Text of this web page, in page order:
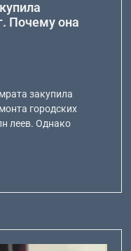
Почему она
закупила
городских
леев. Однако